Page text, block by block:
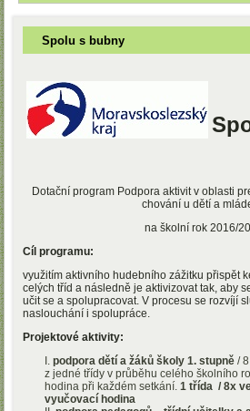
Spolu s bubny
Dotační program Podpora aktivit v oblasti
chování u dětí a
na školní rok 2016/
Cíl programu:
využitím aktivního hudebního zážitku přispět
celých tříd a následně je aktivizovat tak, aby
učit se a spolupracovat. V procesu se rozvíjí
naslouchání i spolupráce.
Projektové aktivity:
podpora dětí a žáků školy 1. stupně /
z jedné třídy v průběhu celého školního
hodina při každém setkání.1 třída / 8x
vyučovací hodina